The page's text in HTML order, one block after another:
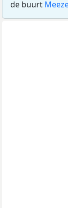
de buurt